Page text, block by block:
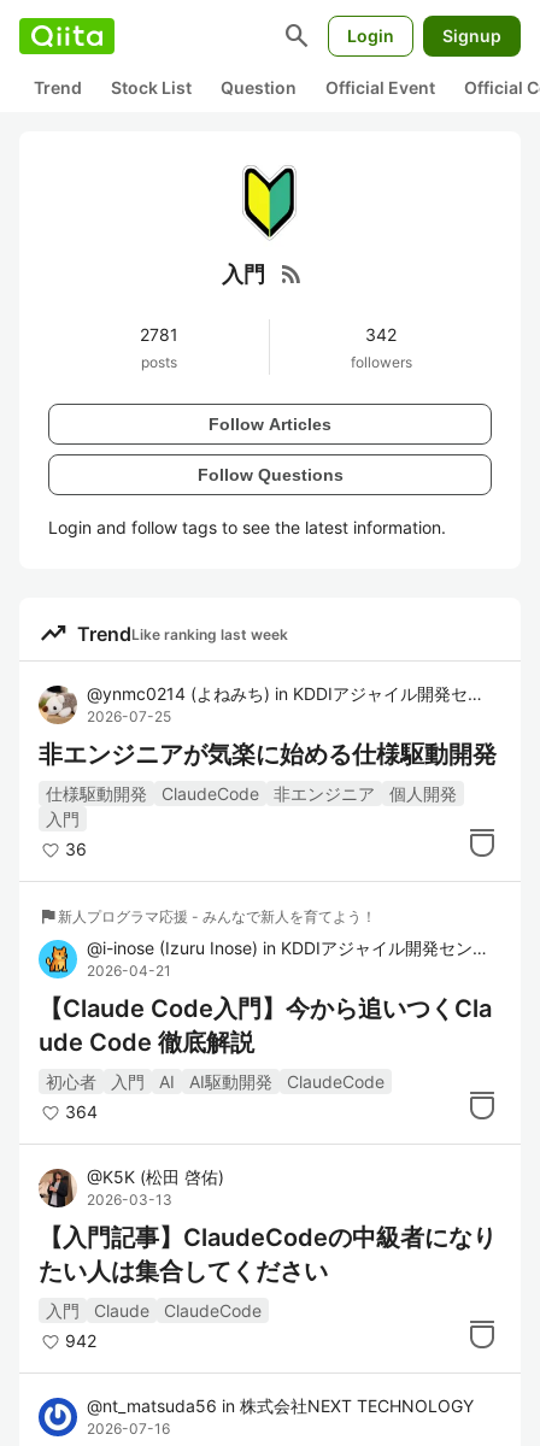
search Login Signup
Trend Stock List Question Official Event Official
入門 rss_feed
2781
posts
342
followers
Follow Articles
Follow Questions
Login and follow tags to see the latest information.
trending_up TrendLike ranking last week
@ynmc0214 (よねみち) in KDDIアジャイル開発センター株式会社
2026-07-25
非エンジニアが気楽に始める仕様駆動開発
仕様駆動開発 ClaudeCode 非エンジニア
個人開発
入門
36
flag 新人プログラマ応援 - みんなで新人を育てよう！
@i-inose (Izuru Inose) in KDDIアジャイル開発センター株式会社
2026-04-21
【Claude Code入門】今から追いつくCla
ude Code 徹底解説
初心者 入門 AI AI駆動開発
ClaudeCode
364
@K5K (松田 啓佑)
2026-03-13
【入門記事】ClaudeCodeの中級者になり
たい人は集合してください
入門 Claude
ClaudeCode
942
@nt_matsuda56 in 株式会社NEXT TECHNOLOGY
2026-07-16